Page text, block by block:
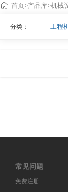
首页>产品库>机械
分类： 工程
常见问题
免费注册